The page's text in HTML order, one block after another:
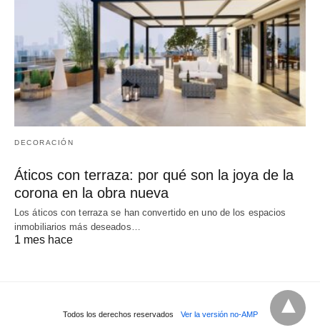
DECORACIÓN
Áticos con terraza: por qué son la joya de la
corona en la obra nueva
Los áticos con terraza se han convertido en uno de los espacios
inmobiliarios más deseados…
1 mes hace
Todos los derechos reservados Ver la versión no-AMP